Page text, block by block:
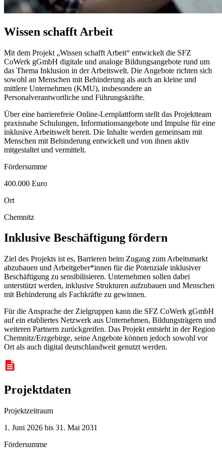
Wissen schafft Arbeit
Mit dem Projekt „Wissen schafft Arbeit“ entwickelt die SFZ
CoWerk gGmbH digitale und analoge Bildungsangebote rund um
das Thema Inklusion in der Arbeitswelt. Die Angebote richten sich
sowohl an Menschen mit Behinderung als auch an kleine und
mittlere Unternehmen (KMU), insbesondere an
Personalverantwortliche und Führungskräfte.
Über eine barrierefreie Online-Lernplattform stellt das Projektteam
praxisnahe Schulungen, Informationsangebote und Impulse für eine
inklusive Arbeitswelt bereit. Die Inhalte werden gemeinsam mit
Menschen mit Behinderung entwickelt und von ihnen aktiv
mitgestaltet und vermittelt.
Fördersumme
400.000 Euro
Ort
Chemnitz
Inklusive Beschäftigung fördern
Ziel des Projekts ist es, Barrieren beim Zugang zum Arbeitsmarkt
abzubauen und Arbeitgeber*innen für die Potenziale inklusiver
Beschäftigung zu sensibilisieren. Unternehmen sollen dabei
unterstützt werden, inklusive Strukturen aufzubauen und Menschen
mit Behinderung als Fachkräfte zu gewinnen.
Für die Ansprache der Zielgruppen kann die SFZ CoWerk gGmbH
auf ein etabliertes Netzwerk aus Unternehmen, Bildungsträgern und
weiteren Partnern zurückgreifen. Das Projekt entsteht in der Region
Chemnitz/Erzgebirge, seine Angebote können jedoch sowohl vor
Ort als auch digital deutschlandweit genutzt werden.
Projektdaten
Projektzeitraum
1. Juni 2026 bis 31. Mai 2031
Fördersumme